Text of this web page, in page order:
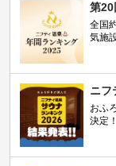
第20
全国
気施
ニフ
おふ
決定！